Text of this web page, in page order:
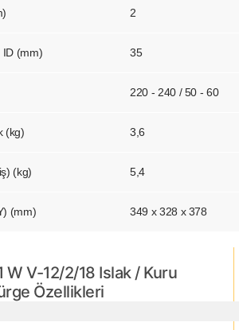
2
ID (mm) 35
220 - 240 / 50 - 60
(kg) 3,6
(kg) 5,4
(mm) 349 x 328 x 378
W V-12/2/18 Islak / Kuru
Özellikleri